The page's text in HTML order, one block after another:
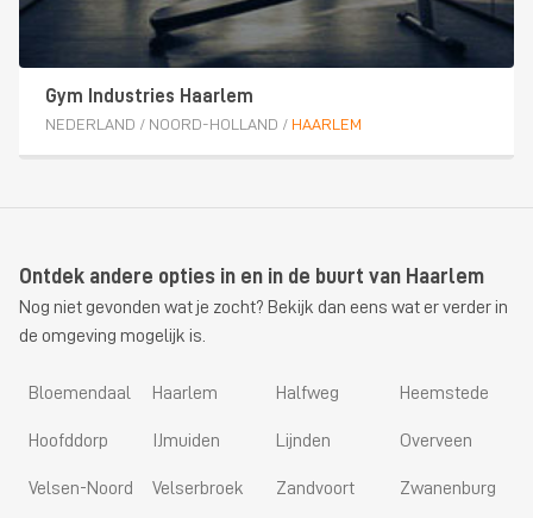
Gym Industries Haarlem
NEDERLAND / NOORD-HOLLAND / HAARLEM
Ontdek andere opties in en in de buurt van Haarlem
Nog niet gevonden wat je zocht? Bekijk dan eens wat er verder in
de omgeving mogelijk is.
Bloemendaal Haarlem Halfweg Heemstede
Hoofddorp IJmuiden Lijnden Overveen
Velsen-Noord Velserbroek Zandvoort Zwanenburg